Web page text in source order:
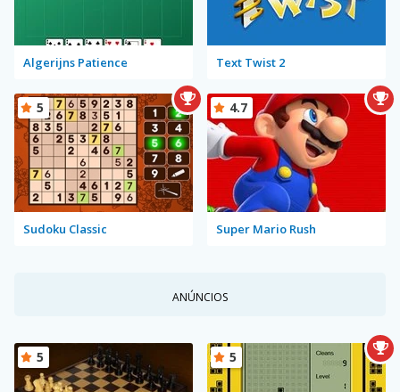
Algerijns Patience Text Twist 2
Sudoku Classic
5
Super Mario Rush
4.7
ANÚNCIOS
5 5